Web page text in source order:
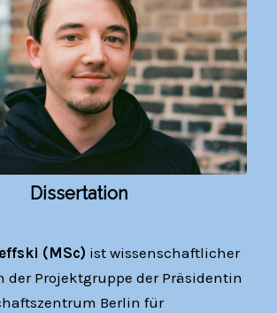
Dissertation
(MSc) ist wissenschaftlicher
der Projektgruppe der Präsidentin
Berlin für